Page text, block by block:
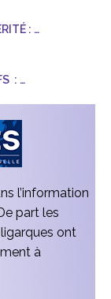
: …
: …
l’information
part les
ont
à